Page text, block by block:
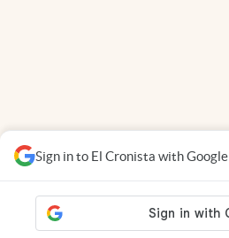
Sign in to El Cronista with Google